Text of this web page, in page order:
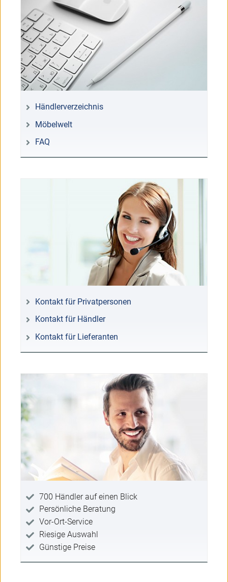
Händlerverzeichnis
Möbelwelt
FAQ
Kontakt für Privatpersonen
Kontakt für Händler
Kontakt für Lieferanten
700 Händler auf einen Blick
Persönliche Beratung
Vor-Ort-Service
Riesige Auswahl
Günstige Preise